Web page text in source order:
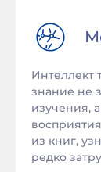
Интеллект
знание не
изучения,
из книг,
редко